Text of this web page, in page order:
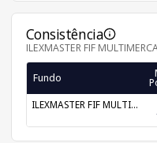
Consistência
ILEXMASTER FIF
Fundo
ILEXMASTER FIF MULTI...